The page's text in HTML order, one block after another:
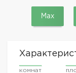
Max
комнат